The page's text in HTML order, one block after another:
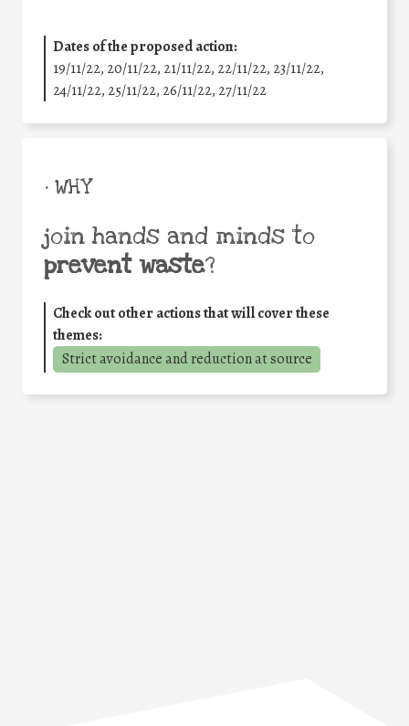
Dates of the proposed action:
19/11/22, 20/11/22, 21/11/22, 22/11/22, 23/11/22,
24/11/22, 25/11/22, 26/11/22, 27/11/22
• WHY
join hands and minds to
prevent waste?
Check out other actions that will cover these
themes:
Strict avoidance and reduction at source